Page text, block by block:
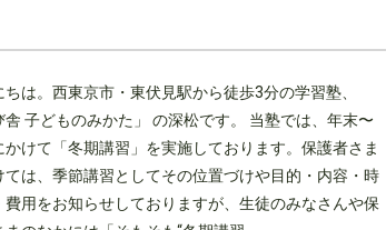
ちは。西東京市・東伏見駅から徒歩3分の学習塾、
舎 子どものみかた」 の深松です。 当塾では、年末〜
かけて「冬期講習」を実施しております。保護者さま
ては、季節講習としてその位置づけや目的・内容・時
費用をお知らせしておりますが、生徒のみなさんや保